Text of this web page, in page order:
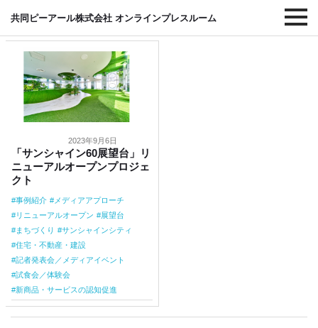
共同ピーアール株式会社 オンラインプレスルーム
#まちづくり
2023年9月6日
「サンシャイン60展望台」リ
ニューアルオープンプロジェ
クト
事例紹介
メディアアプローチ
リニューアルオープン
展望台
まちづくり
サンシャインシティ
住宅・不動産・建設
記者発表会／メディアイベント
試食会／体験会
新商品・サービスの認知促進